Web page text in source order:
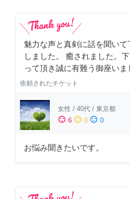
魅力な声と真剣に話を聞い
しました。 癒されました。
って頂き誠に有難う御座いま
依頼されたチケット
女性 / 40代 / 東京都
sentiment_satisfied 6 sentiment_neutral 0 sentiment_dissatisfied 0
お悩み聞きたいです。